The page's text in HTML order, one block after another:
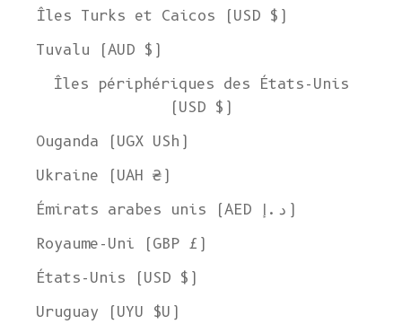
Îles Turks et Caicos (USD $)
Tuvalu (AUD $)
Îles périphériques des États-Unis
(USD $)
Ouganda (UGX USh)
Ukraine (UAH ₴)
Émirats arabes unis (AED د.إ)
Royaume-Uni (GBP £)
États-Unis (USD $)
Uruguay (UYU $U)